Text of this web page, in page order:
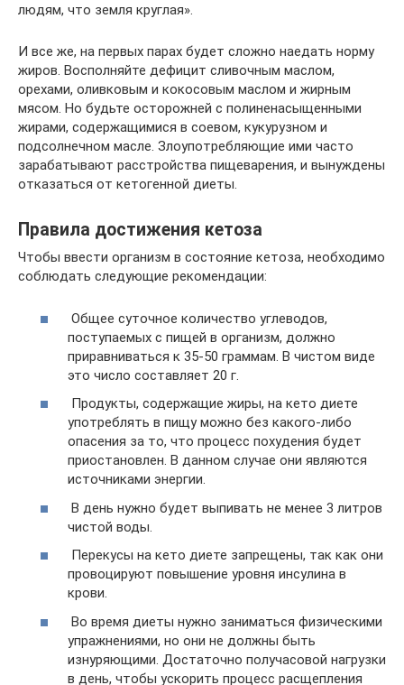
людям, что земля круглая».
И все же, на первых парах будет сложно наедать норму
жиров. Восполняйте дефицит сливочным маслом,
орехами, оливковым и кокосовым маслом и жирным
мясом. Но будьте осторожней с полиненасыщенными
жирами, содержащимися в соевом, кукурузном и
подсолнечном масле. Злоупотребляющие ими часто
зарабатывают расстройства пищеварения, и вынуждены
отказаться от кетогенной диеты.
Правила достижения кетоза
Чтобы ввести организм в состояние кетоза, необходимо
соблюдать следующие рекомендации:
Общее суточное количество углеводов,
поступаемых с пищей в организм, должно
приравниваться к 35-50 граммам. В чистом виде
это число составляет 20 г.
Продукты, содержащие жиры, на кето диете
употреблять в пищу можно без какого-либо
опасения за то, что процесс похудения будет
приостановлен. В данном случае они являются
источниками энергии.
В день нужно будет выпивать не менее 3 литров
чистой воды.
Перекусы на кето диете запрещены, так как они
провоцируют повышение уровня инсулина в
крови.
Во время диеты нужно заниматься физическими
упражнениями, но они не должны быть
изнуряющими. Достаточно получасовой нагрузки
в день, чтобы ускорить процесс расщепления